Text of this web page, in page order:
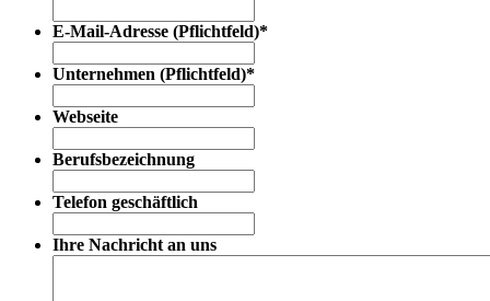
E-Mail-Adresse (Pflichtfeld)*
Unternehmen (Pflichtfeld)*
Webseite
Berufsbezeichnung
Telefon geschäftlich
Ihre Nachricht an uns